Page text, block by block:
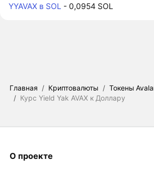
YYAVAX в SOL - 0,0954 SOL
Главная / Криптовалюты / Токены
/ Курс Yield Yak AVAX к Доллару
О проекте